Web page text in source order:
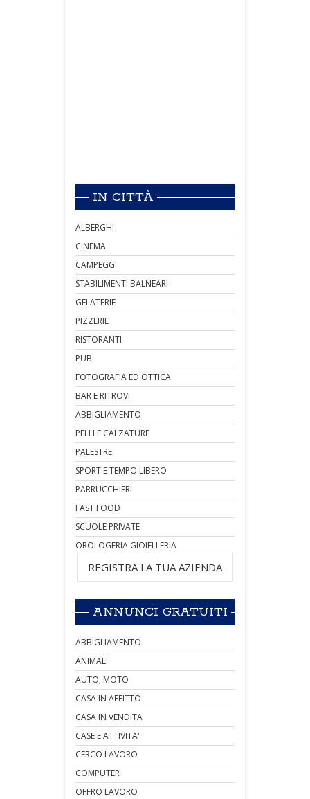
IN CITTÀ
ALBERGHI
CINEMA
CAMPEGGI
STABILIMENTI BALNEARI
GELATERIE
PIZZERIE
RISTORANTI
PUB
FOTOGRAFIA ED OTTICA
BAR E RITROVI
ABBIGLIAMENTO
PELLI E CALZATURE
PALESTRE
SPORT E TEMPO LIBERO
PARRUCCHIERI
FAST FOOD
SCUOLE PRIVATE
OROLOGERIA GIOIELLERIA
REGISTRA LA TUA AZIENDA
ANNUNCI GRATUITI
ABBIGLIAMENTO
ANIMALI
AUTO, MOTO
CASA IN AFFITTO
CASA IN VENDITA
CASE E ATTIVITA'
CERCO LAVORO
COMPUTER
OFFRO LAVORO